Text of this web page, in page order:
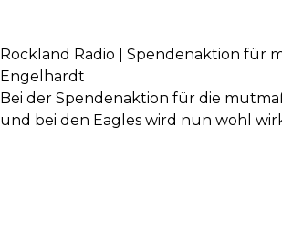
Rockland Radio | Spendenaktion für
Engelhardt
Bei der Spendenaktion für die
und bei den Eagles wird nun wohl